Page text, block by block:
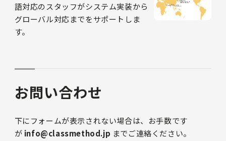
語対応のスタッフがシステム実装から
グローバル対応までをサポートしま
す。
お問い合わせ
下にフォームが表示されない場合は、お手数です
が info@classmethod.jp までご連絡ください。